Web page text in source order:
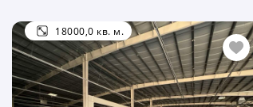
18000,0 кв. м.